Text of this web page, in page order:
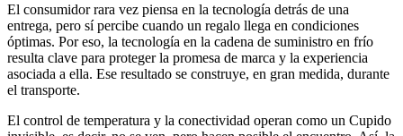
El consumidor rara vez piensa en la tecnología detrás de una
entrega, pero sí percibe cuando un regalo llega en condiciones
óptimas. Por eso, la tecnología en la cadena de suministro en frío
resulta clave para proteger la promesa de marca y la experiencia
asociada a ella. Ese resultado se construye, en gran medida, durante
el transporte.
El control de temperatura y la conectividad operan como un Cupido